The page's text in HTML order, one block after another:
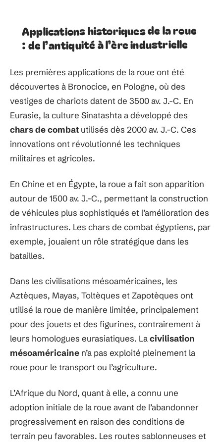
Applications historiques de la roue
: de l’antiquité à l’ère industrielle
Les premières applications de la roue ont été
découvertes à Bronocice, en Pologne, où des
vestiges de chariots datent de 3500 av. J.-C. En
Eurasie, la culture Sinatashta a développé des
chars de combat utilisés dès 2000 av. J.-C. Ces
innovations ont révolutionné les techniques
militaires et agricoles.
En Chine et en Égypte, la roue a fait son apparition
autour de 1500 av. J.-C., permettant la construction
de véhicules plus sophistiqués et l’amélioration des
infrastructures. Les chars de combat égyptiens, par
exemple, jouaient un rôle stratégique dans les
batailles.
Dans les civilisations mésoaméricaines, les
Aztèques, Mayas, Toltèques et Zapotèques ont
utilisé la roue de manière limitée, principalement
pour des jouets et des figurines, contrairement à
leurs homologues eurasiatiques. Lacivilisation
mésoaméricaine n’a pas exploité pleinement la
roue pour le transport ou l’agriculture.
L’Afrique du Nord, quant à elle, a connu une
adoption initiale de la roue avant de l’abandonner
progressivement en raison des conditions de
terrain peu favorables. Les routes sablonneuses et